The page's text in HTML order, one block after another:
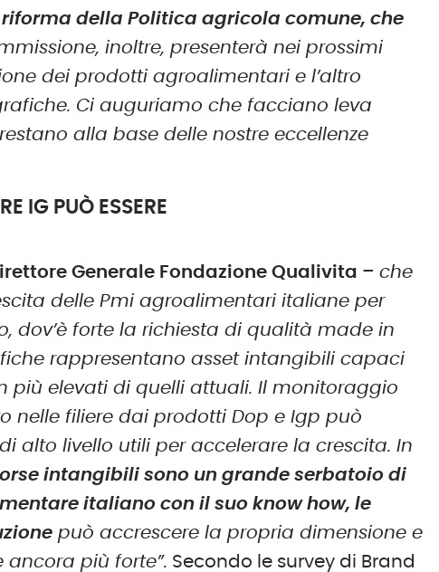
riforma della Politica agricola comune, che
inoltre, presenterà nei prossimi
dei prodotti agroalimentari e l’altro
Ci auguriamo che facciano leva
alla base delle nostre eccellenze
IG PUÒ ESSERE
Generale Fondazione Qualivita –che
delle Pmi agroalimentari italiane per
dov’è forte la richiesta di qualità made in
rappresentano asset intangibili capaci
più elevati di quelli attuali. Il monitoraggio
nelle filiere dai prodotti Dop e Igp può
alto livello utili per accelerare la crescita. In
intangibili sono un grande serbatoio di
italiano con il suo know how, le
può accrescere la propria dimensione e
più forte”. Secondo le survey di Brand